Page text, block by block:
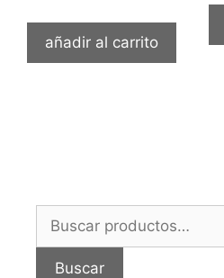
añadir al carrito
por:
Buscar